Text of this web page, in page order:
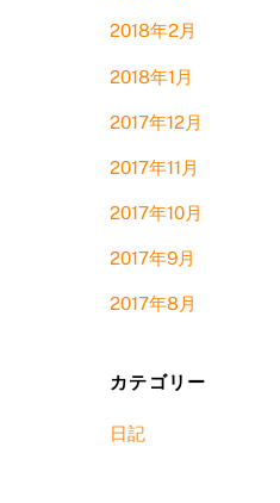
2018年2月
2018年1月
2017年12月
2017年11月
2017年10月
2017年9月
2017年8月
カテゴリー
日記